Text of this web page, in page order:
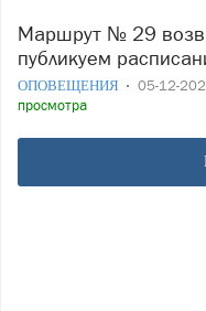
Маршрут № 29 возвращается на улицы Вологды:
публикуем
ОПОВЕЩЕНИЯ 05-12-
просмотра